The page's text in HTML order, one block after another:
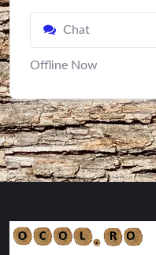
Chat
Offline Now